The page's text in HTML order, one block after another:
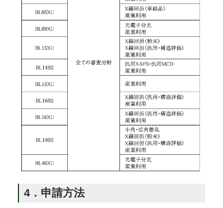
4．申請方法